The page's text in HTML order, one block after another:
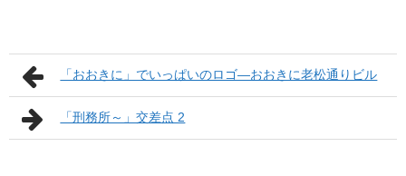
「おおきに」でいっぱいのロゴ―おおきに老松通りビル
「刑務所～」交差点 2